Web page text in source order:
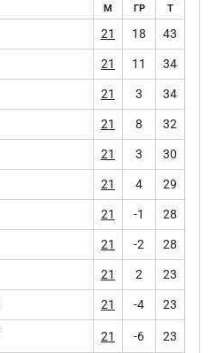
М ГР Т
21 18 43
21 11 34
21 3 34
21 8 32
21 3 30
21 4 29
21 -1 28
21 -2 28
21 2 23
21 -4 23
21 -6 23